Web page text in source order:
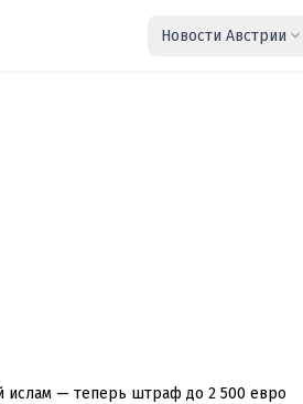
Новости Австрии
бурка, радикальный ислам — теперь штраф до 2 500 евро